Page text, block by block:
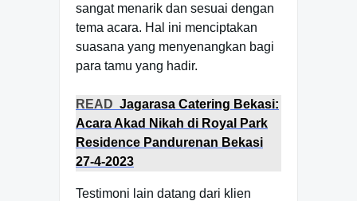
sangat menarik dan sesuai dengan
tema acara. Hal ini menciptakan
suasana yang menyenangkan bagi
para tamu yang hadir.
READ Jagarasa Catering Bekasi:
Acara Akad Nikah di Royal Park
Residence Pandurenan Bekasi
27-4-2023
Testimoni lain datang dari klien